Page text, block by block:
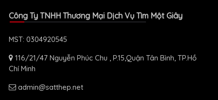
Công Ty TNHH Thương Mại Dịch Vụ Tìm Một Giây
MST: 0304920545
116/21/47 Nguyễn Phúc Chu , P.15,Quận Tân Bình, TP.Hồ
Chí Minh
admin@satthep.net